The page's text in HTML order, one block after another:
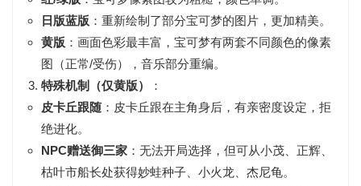
日版蓝版 ：重新绘制了部分宝可梦的图片，更加精美。
黄版 ：画面色彩最丰富，宝可梦有两套不同颜色的像素
图（正常/受伤），音乐部分重编。
特殊机制（仅黄版）
：
皮卡丘跟随 ：皮卡丘跟在主角身后，有亲密度设定，拒
绝进化。
NPC赠送御三家 ：无法开局选择，但可从小茂、正辉、
枯叶市船长处获得妙蛙种子、小火龙、杰尼龟。